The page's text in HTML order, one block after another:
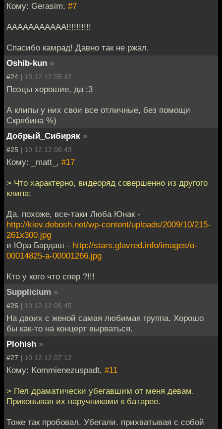
Кому: Gerasim, #7
AAAAAAAAAAA!!!!!!!!!!
Спасибо камрад! Давно так не ржал.
Oshib-kun »
#24 | 10.12.12 05:42
Поэцы хорошие, да ;3
А клипы у них свои все отличные, без помощи
Скрябина %)
Добрый_Сибиряк »
#25 | 10.12.12 06:43
Кому: _matt_, #17
> Что характерно, видеоряд совершенно из другого
клипа:
Да, похоже, все-таки Люба Юнак -
http://kiev.debosh.net/wp-content/uploads/2009/10/215-
261x300.jpg
и Юра Бардаш - http://stars.glavred.info/images/o-
00014825-a-00001266.jpg
Кто у кого что спер ?!!!
Supplicium »
#26 | 10.12.12 06:45
На двоих с женой самая любимая группа. Хорошо
бы как-то на концерт вырваться.
Plohish »
#27 | 10.12.12 07:12
Кому: Kommienezuspadt, #11
> Пел драматически убегавшим от меня девам.
Приковывая их наручниками к батарее.
Тоже так пробовал. Убегали. прихватывая с собой